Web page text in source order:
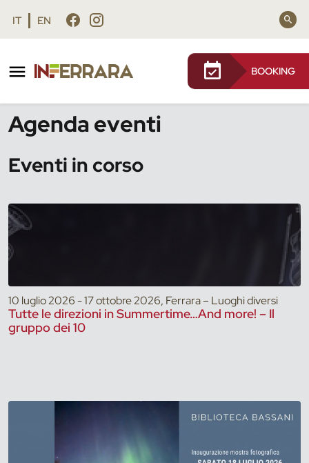
Vai al contenuto principale
Vai al footer
IT EN
BOOKING
Agenda eventi
Eventi in corso
10 luglio 2026 - 17 ottobre 2026, Ferrara – Luoghi diversi
Tutte le direzioni in Summertime…And more! – Il
gruppo dei 10